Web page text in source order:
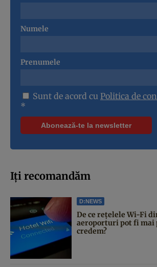
Numele
Prenumele
Sunt de acord cu Politica de
*
Iți recomandăm
D:NEWS
De ce rețelele Wi-Fi
aeroporturi pot fi mai
credem?